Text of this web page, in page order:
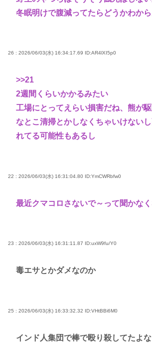
冬眠明けで腹減ってたらどうかわか
26 : 2026/06/03(水) 16:34:17.69 ID:AR4lXI5p0
>>21
2週間くらいかかるみたい
工場にとってえらい損害だね、熊が
なとこ清掃とかしなくちゃいけない
れてる可能性もあるし
22 : 2026/06/03(水) 16:31:04.80 ID:YmCWRbfw0
最近クマコロさないで～って聞かな
23 : 2026/06/03(水) 16:31:11.87 ID:uxW9fu/Y0
毒エサとかダメなのか
25 : 2026/06/03(水) 16:33:32.32 ID:VHtBBi6M0
インド人集団で棒で殴り殺してたよな